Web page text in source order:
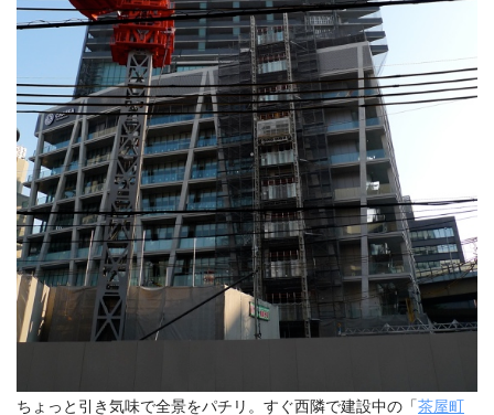
ちょっと引き気味で全景をパチリ。すぐ西隣で建設中の「茶屋町